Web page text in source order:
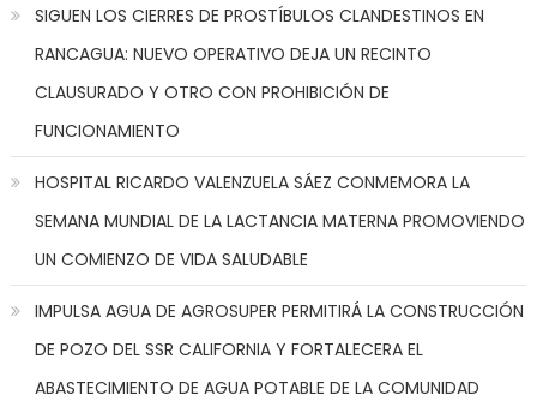
SIGUEN LOS CIERRES DE PROSTÍBULOS CLANDESTINOS EN
RANCAGUA: NUEVO OPERATIVO DEJA UN RECINTO
CLAUSURADO Y OTRO CON PROHIBICIÓN DE
FUNCIONAMIENTO
HOSPITAL RICARDO VALENZUELA SÁEZ CONMEMORA LA
SEMANA MUNDIAL DE LA LACTANCIA MATERNA PROMOVIENDO
UN COMIENZO DE VIDA SALUDABLE
IMPULSA AGUA DE AGROSUPER PERMITIRÁ LA CONSTRUCCIÓN
DE POZO DEL SSR CALIFORNIA Y FORTALECERA EL
ABASTECIMIENTO DE AGUA POTABLE DE LA COMUNIDAD